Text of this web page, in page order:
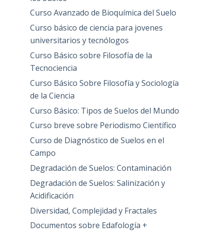
Curso Avanzado de Bioquímica del Suelo
Curso básico de ciencia para jovenes
universitarios y tecnólogos
Curso Básico sobre Filosofía de la
Tecnociencia
Curso Básico Sobre Filosofía y Sociología
de la Ciencia
Curso Básico: Tipos de Suelos del Mundo
Curso breve sobre Periodismo Científico
Curso de Diagnóstico de Suelos en el
Campo
Degradación de Suelos: Contaminación
Degradación de Suelos: Salinización y
Acidificación
Diversidad, Complejidad y Fractales
Documentos sobre Edafología +